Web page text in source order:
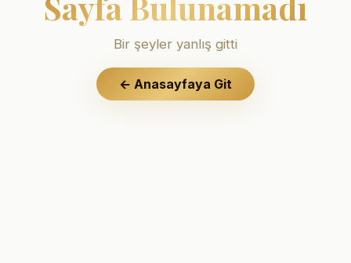
Bir şeyler yanlış gitti
← Anasayfaya Git